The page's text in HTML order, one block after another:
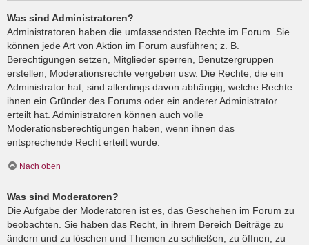
Was sind Administratoren?
Administratoren haben die umfassendsten Rechte im Forum. Sie
können jede Art von Aktion im Forum ausführen; z. B.
Berechtigungen setzen, Mitglieder sperren, Benutzergruppen
erstellen, Moderationsrechte vergeben usw. Die Rechte, die ein
Administrator hat, sind allerdings davon abhängig, welche Rechte
ihnen ein Gründer des Forums oder ein anderer Administrator
erteilt hat. Administratoren können auch volle
Moderationsberechtigungen haben, wenn ihnen das
entsprechende Recht erteilt wurde.
Nach oben
Was sind Moderatoren?
Die Aufgabe der Moderatoren ist es, das Geschehen im Forum zu
beobachten. Sie haben das Recht, in ihrem Bereich Beiträge zu
ändern und zu löschen und Themen zu schließen, zu öffnen, zu